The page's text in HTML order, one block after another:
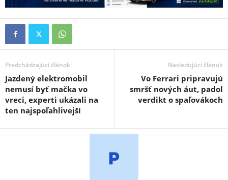
Predchádzajúci článok
Jazdený elektromobil
nemusí byť mačka vo
vreci, experti ukázali na
ten najspoľahlivejší
Nasledujúci článok
Vo Ferrari pripravujú
smršť nových áut, padol
verdikt o spaľovákoch